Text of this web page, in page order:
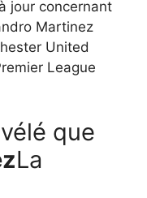
jour concernant
Martinez
United
League
que
La